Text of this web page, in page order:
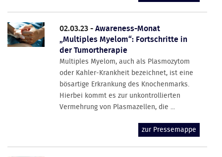
02.03.23 -Awareness-Monat
„Multiples Myelom“: Fortschritte in
der Tumortherapie
Multiples Myelom, auch als Plasmozytom
oder Kahler-Krankheit bezeichnet, ist eine
bösartige Erkrankung des Knochenmarks.
Hierbei kommt es zur unkontrollierten
Vermehrung von Plasmazellen, die ...
zur Pressemappe